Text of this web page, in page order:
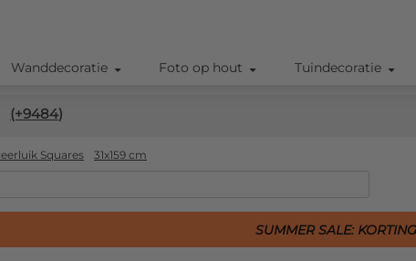
Wanddecoratie Foto op hout Tuindecoratie
(+9484)
Squares 31x159 cm
SUMMER SALE: